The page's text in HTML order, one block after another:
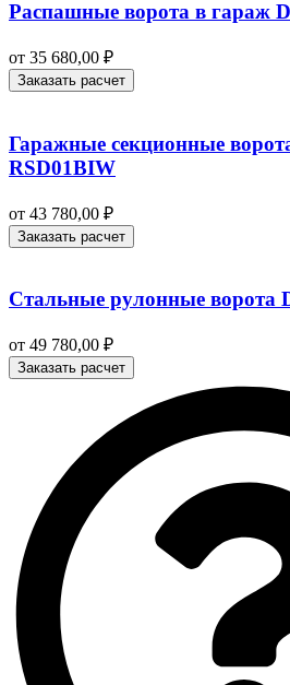
Распашные ворота в гараж
от 35 680,00 ₽
Заказать расчет
Гаражные секционные
RSD01BIW
от 43 780,00 ₽
Заказать расчет
Стальные рулонные ворота
от 49 780,00 ₽
Заказать расчет